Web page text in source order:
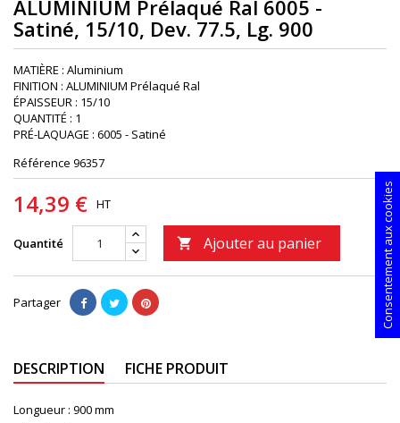
ALUMINIUM Prélaqué Ral 6005 -
Satiné, 15/10, Dev. 77.5, Lg. 900
MATIÈRE : Aluminium
FINITION : ALUMINIUM Prélaqué Ral
ÉPAISSEUR : 15/10
QUANTITÉ : 1
PRÉ-LAQUAGE : 6005 - Satiné
Référence 96357
14,39 € HT
Quantité  Ajouter au panier
Partager
DESCRIPTION FICHE PRODUIT
Longueur : 900 mm
Consentement aux cookies